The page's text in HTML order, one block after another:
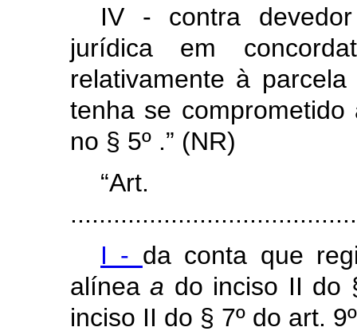
IV - contra
jurídica em
relativamente à
tenha se
no § 5º .” (NR)
I - da conta que
alíneaa do inciso II do
inciso II do § 7º do art.